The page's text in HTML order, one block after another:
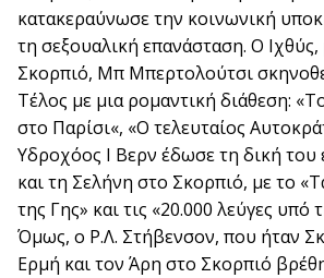
κατακεραύνωσε την κοινωνική
τη σεξουαλική επανάσταση. Ο
Σκορπιό, Μπ Μπερτολούτσι
Τέλος με μια ρομαντική διάθεση:
στο Παρίσι«, «Ο τελευταίος
Υδροχόος Ι Βερν έδωσε τη δική του
και τη Σελήνη στο Σκορπιό, με το
της Γης» και τις «20.000 λεύγες υπό
Όμως, ο Ρ.Λ. Στήβενσον, που ήταν
Ερμή και τον Άρη στο Σκορπιό